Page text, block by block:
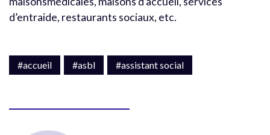
d’entraide, restaurants sociaux, etc.
#accueil #asbl #assistant social